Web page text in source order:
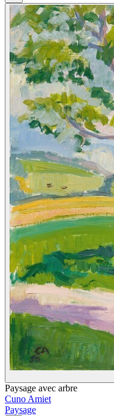
Paysage avec arbre
Cuno Amiet
Paysage